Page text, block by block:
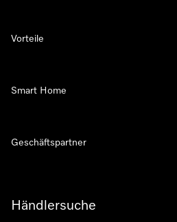
Händlersuche
Vorteile
Smart Home
Geschäftspartner